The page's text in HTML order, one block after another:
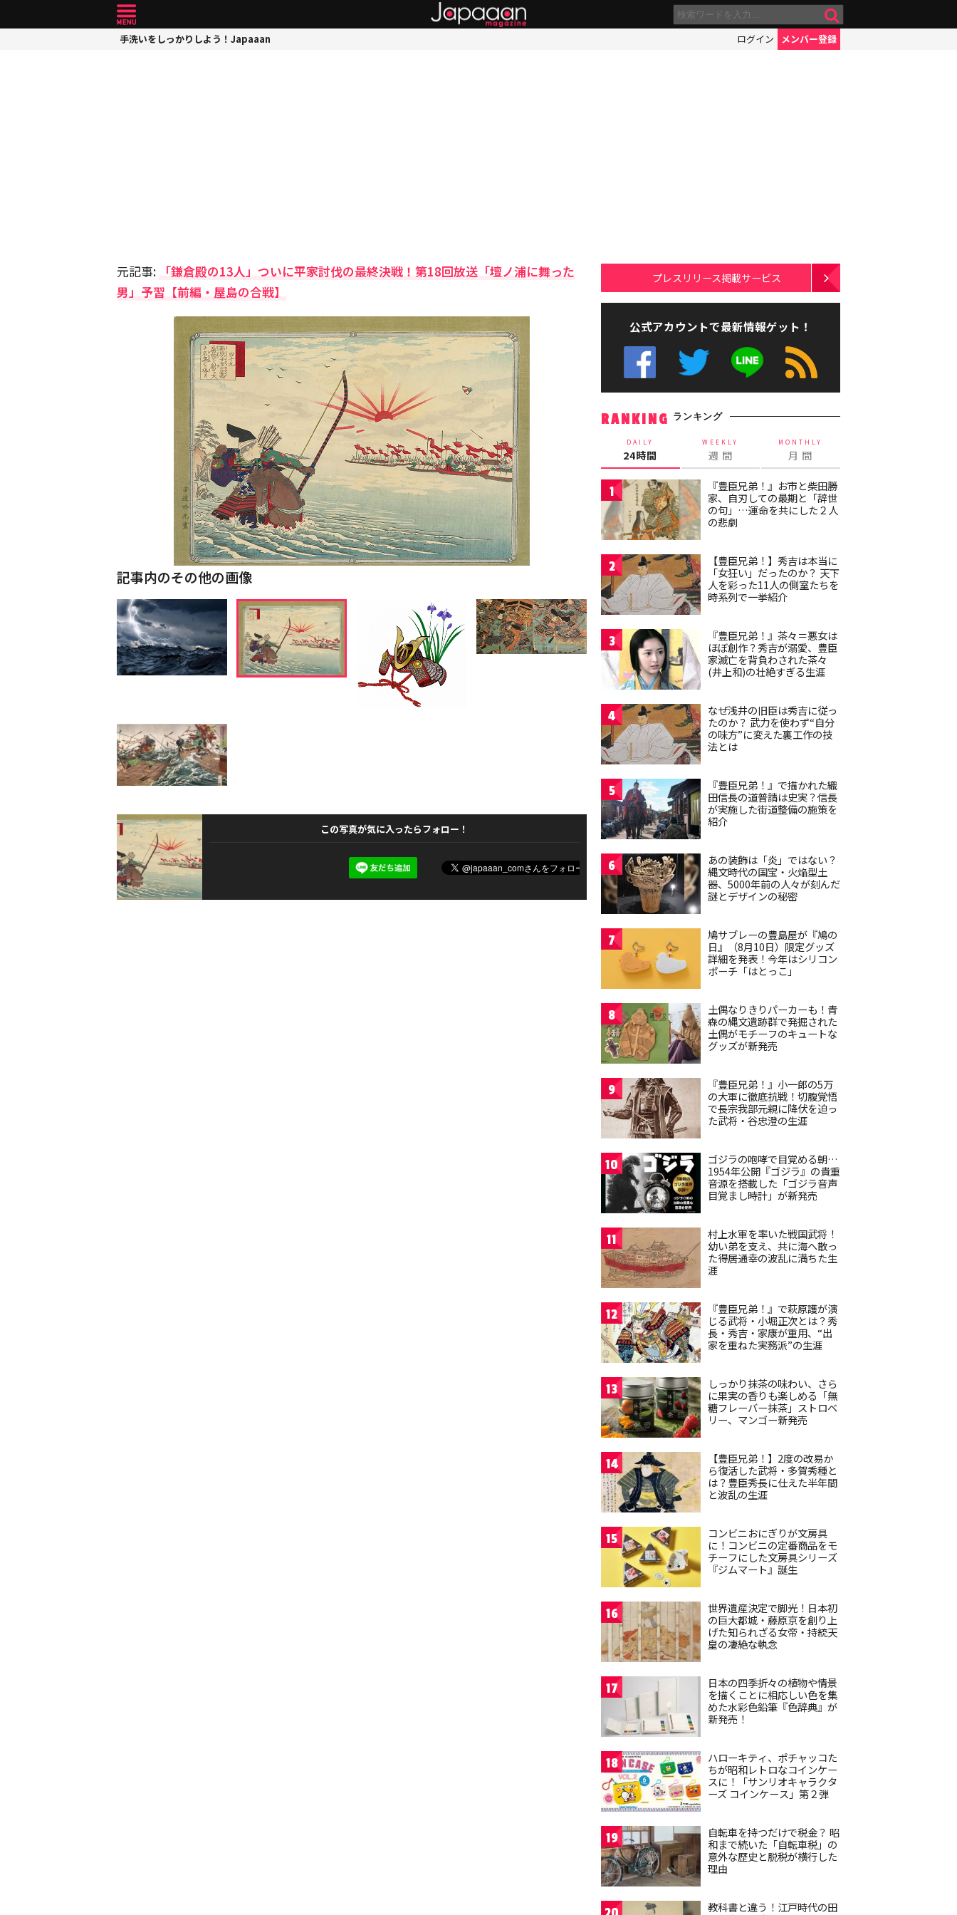
手洗いをしっかりしよう！Japaaan ログイン メンバー登録
元記事: 「鎌倉殿の13人」ついに平家討伐の最終決戦！第18回放送「壇ノ浦に舞った
男」予習【前編・屋島の合戦】
記事内のその他の画像
この写真が気に入ったらフォロー！
プレスリリース掲載サービス
公式アカウントで最新情報ゲット！
RANKING ランキング
DAILY
24時間
WEEKLY
週 間
MONTHLY
月 間
1
『豊臣兄弟！』お市と柴田勝
家、自刃しての最期と「辞世
の句」…運命を共にした２人
の悲劇
2
【豊臣兄弟！】秀吉は本当に
「女狂い」だったのか？ 天下
人を彩った11人の側室たちを
時系列で一挙紹介
3
『豊臣兄弟！』茶々＝悪女は
ほぼ創作？秀吉が溺愛、豊臣
家滅亡を背負わされた茶々
(井上和)の壮絶すぎる生涯
4
なぜ浅井の旧臣は秀吉に従っ
たのか？ 武力を使わず“自分
の味方”に変えた裏工作の技
法とは
5
『豊臣兄弟！』で描かれた織
田信長の道普請は史実？信長
が実施した街道整備の施策を
紹介
6
あの装飾は「炎」ではない？
縄文時代の国宝・火焔型土
器、5000年前の人々が刻んだ
謎とデザインの秘密
7
鳩サブレーの豊島屋が『鳩の
日』（8月10日）限定グッズ
詳細を発表！今年はシリコン
ポーチ「はとっこ」
8
土偶なりきりパーカーも！青
森の縄文遺跡群で発掘された
土偶がモチーフのキュートな
グッズが新発売
9
『豊臣兄弟！』小一郎の5万
の大軍に徹底抗戦！切腹覚悟
で長宗我部元親に降伏を迫っ
た武将・谷忠澄の生涯
10
ゴジラの咆哮で目覚める朝…
1954年公開『ゴジラ』の貴重
音源を搭載した「ゴジラ音声
目覚まし時計」が新発売
11
村上水軍を率いた戦国武将！
幼い弟を支え、共に海へ散っ
た得居通幸の波乱に満ちた生
涯
12
『豊臣兄弟！』で萩原護が演
じる武将・小堀正次とは？秀
長・秀吉・家康が重用、“出
家を重ねた実務派”の生涯
13
しっかり抹茶の味わい、さら
に果実の香りも楽しめる「無
糖フレーバー抹茶」ストロベ
リー、マンゴー新発売
14
【豊臣兄弟！】2度の改易か
ら復活した武将・多賀秀種と
は？豊臣秀長に仕えた半年間
と波乱の生涯
15
コンビニおにぎりが文房具
に！コンビニの定番商品をモ
チーフにした文房具シリーズ
『ジムマート』誕生
16
世界遺産決定で脚光！日本初
の巨大都城・藤原京を創り上
げた知られざる女帝・持統天
皇の凄絶な執念
17
日本の四季折々の植物や情景
を描くことに相応しい色を集
めた水彩色鉛筆『色辞典』が
新発売！
18
ハローキティ、ポチャッコた
ちが昭和レトロなコインケー
スに！「サンリオキャラクタ
ーズ コインケース」第２弾
19
自転車を持つだけで税金？ 昭
和まで続いた「自転車税」の
意外な歴史と脱税が横行した
理由
教科書と違う！江戸時代の田